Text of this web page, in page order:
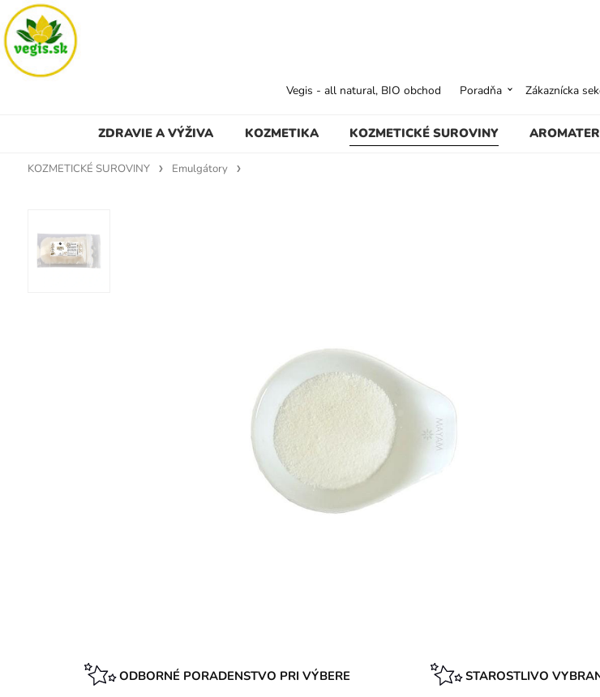
ZDRAVIE A VÝŽIVA KOZMETIKA KOZMETICKÉ SUROVINY
Vegis - all natural, BIO obchod Poradňa Zákaznícka
KOZMETICKÉ SUROVINY Emulgátory
ODBORNÉ PORADENSTVO PRI VÝBERE
STAROSTLIVO